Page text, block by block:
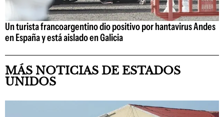
Un turista francoargentino dio positivo por hantavirus Andes
en España y está aislado en Galicia
MÁS NOTICIAS DE ESTADOS
UNIDOS